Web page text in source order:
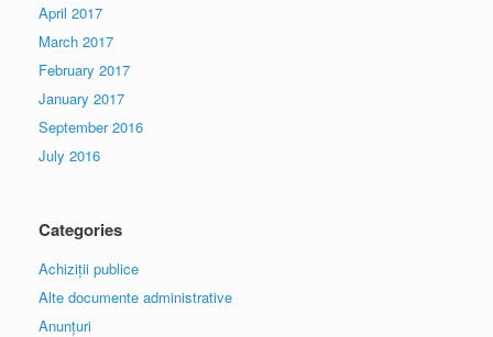
April 2017
March 2017
February 2017
January 2017
September 2016
July 2016
Categories
Achiziții publice
Alte documente administrative
Anunțuri